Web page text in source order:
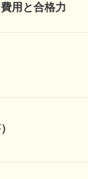
用と合格力